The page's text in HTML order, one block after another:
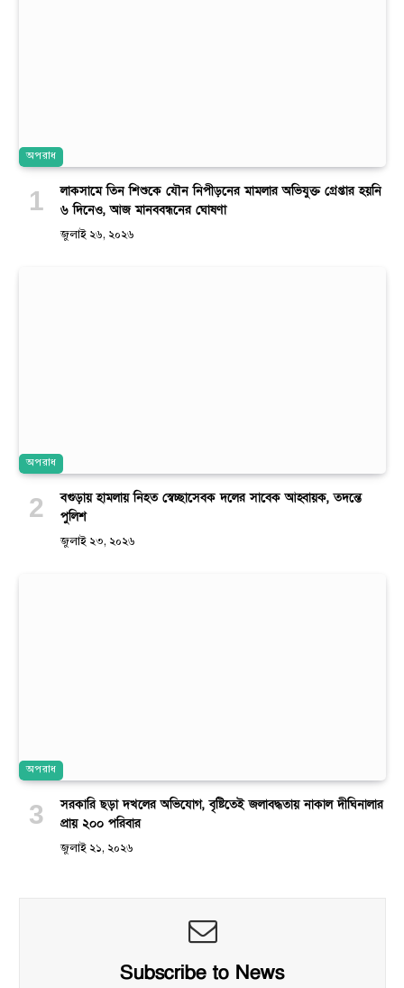
অপরাধ
লাকসামে তিন শিশুকে যৌন নিপীড়নের মামলার অভিযুক্ত গ্রেপ্তার হয়নি
৬ দিনেও, আজ মানববন্ধনের ঘোষণা
জুলাই ২৬, ২০২৬
অপরাধ
বগুড়ায় হামলায় নিহত স্বেচ্ছাসেবক দলের সাবেক আহ্বায়ক, তদন্তে
পুলিশ
জুলাই ২৩, ২০২৬
অপরাধ
সরকারি ছড়া দখলের অভিযোগ, বৃষ্টিতেই জলাবদ্ধতায় নাকাল দীঘিনালার
প্রায় ২০০ পরিবার
জুলাই ২১, ২০২৬
Subscribe to News